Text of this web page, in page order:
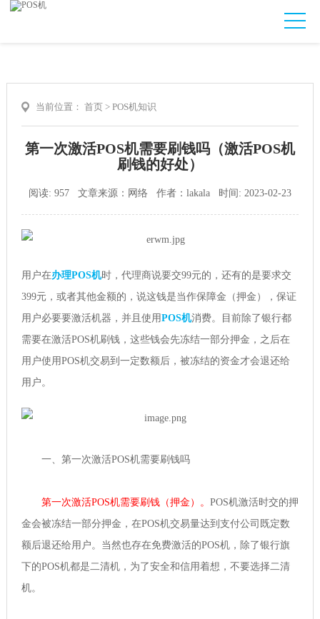
当前位置： 首页> POS机知识
第一次激活POS机需要刷钱吗（激活POS机
刷钱的好处）
阅读: 957 文章来源：网络 作者：lakala 时间: 2023-02-23
用户在办理POS机时，代理商说要交99元的，还有的是要求交
399元，或者其他金额的，说这钱是当作保障金（押金），保证
用户必要要激活机器，并且使用POS机消费。目前除了银行都
需要在激活POS机刷钱，这些钱会先冻结一部分押金，之后在
用户使用POS机交易到一定数额后，被冻结的资金才会退还给
用户。
一、第一次激活POS机需要刷钱吗
第一次激活POS机需要刷钱（押金）。 POS机激活时交的押
金会被冻结一部分押金，在POS机交易量达到支付公司既定数
额后退还给用户。当然也存在免费激活的POS机，除了银行旗
下的POS机都是二清机，为了安全和信用着想，不要选择二清
机。